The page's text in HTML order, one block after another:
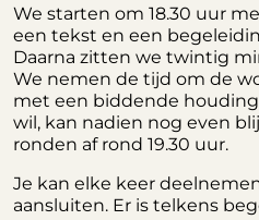
We starten om 18.30 uur
een tekst en een
Daarna zitten we twintig
We nemen de tijd om de
met een biddende
wil, kan nadien nog even
ronden af rond 19.30 uur.
Je kan elke keer
aansluiten. Er is telkens